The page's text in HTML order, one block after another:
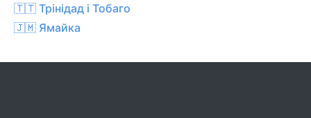
🇹🇹 Трінідад і Тобаго
🇯🇲 Ямайка